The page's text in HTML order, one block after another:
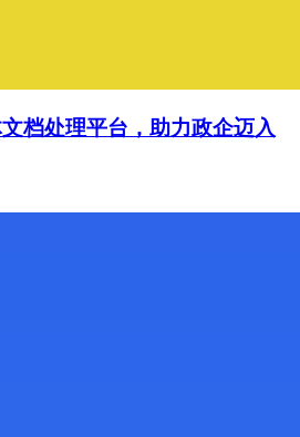
档处理平台，助力政企迈入